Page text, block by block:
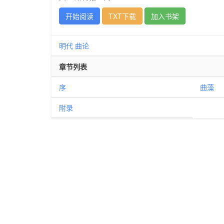
开始阅读
TXT下载 加入书架
明代 曲论
章节列表
序 曲藻
附录